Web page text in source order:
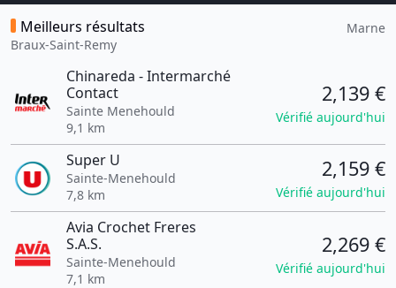
Meilleurs résultats
Braux-Saint-Remy
Marne
Chinareda - Intermarché
Contact
Sainte Menehould
9,1 km
2,139 €
Vérifié aujourd'hui
Super U
Sainte-Menehould
7,8 km
2,159 €
Vérifié aujourd'hui
Avia Crochet Freres
S.A.S.
Sainte-Menehould
7,1 km
2,269 €
Vérifié aujourd'hui